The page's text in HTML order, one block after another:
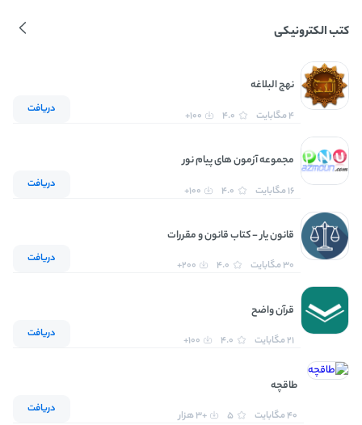
کتب الکترونیکی
نهج البلاغه
4 مگابایت 4.0
100+ دریافت
مجموعه آزمون های پیام نور
16 مگابایت 4.0
100+ دریافت
قانون یار - کتاب قانون و مقررات
30 مگابایت 4.0
200+ دریافت
قرآن واضح
21 مگابایت 4.0
100+ دریافت
طاقچه
40 مگابایت 5 +3 هزار دریافت